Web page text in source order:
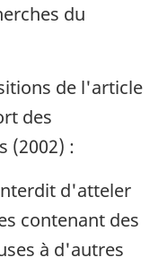
du
de l'article
des
(2002) :
d'atteler
contenant des
à d'autres